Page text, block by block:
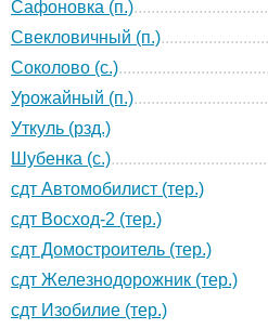
Сафоновка (п.)
Свекловичный (п.)
Соколово (с.)
Урожайный (п.)
Уткуль (рзд.)
Шубенка (с.)
сдт Автомобилист (тер.)
сдт Восход-2 (тер.)
сдт Домостроитель (тер.)
сдт Железнодорожник (тер.)
сдт Изобилие (тер.)